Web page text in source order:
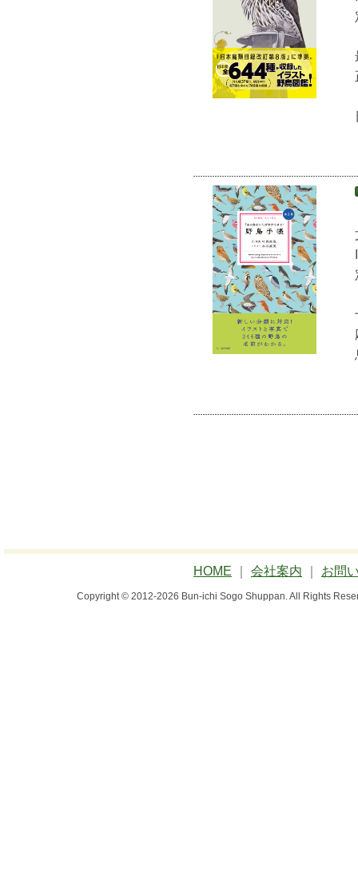
HOME 会社案内 お問
Copyright © 2012-2026 Bun-ichi Sogo Shuppan. All Rights